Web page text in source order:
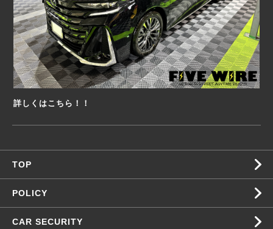
詳しくはこちら！！
TOP
POLICY
CAR SECURITY